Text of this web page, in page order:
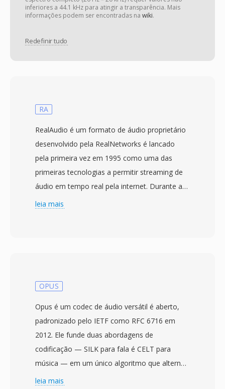
inferiores a 44.1 kHz para atingir a transparência. Mais
informações podem ser encontradas na wiki.
Redefinir tudo
RA
RealAudio é um formato de áudio proprietário
desenvolvido pela RealNetworks é lancado
pela primeira vez em 1995 como uma das
primeiras tecnologias a permitir streaming de
áudio em tempo real pela internet. Durante a
era do dial-up, o RealAudio foi genuinamente
ser transferida. O formato evoluiu ao longo de
usavam codecs de fala de baixa taxa de bits
para modems de 14,4 kbps, enquanto
iteracoes posteriores (RealAudio 10, construído
sobre AAC) ofereciam qualidade próxima a de
CD. Os arquivos RA suportam codificação de
taxa de bits constante é variável, streaming
leia mais
OPUS
Opus é um codec de áudio versátil é aberto,
padronizado pelo IETF como RFC 6716 em
2012. Ele funde duas abordagens de
codificação — SILK para fala é CELT para
música — em um único algoritmo que alterna
entre elas com base no tipo de conteúdo é
leia mais